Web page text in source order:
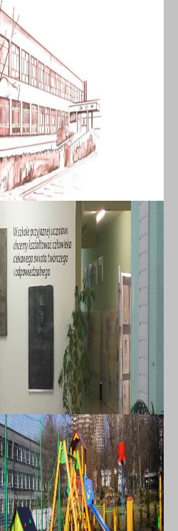
NR 58 Z
IM.
W